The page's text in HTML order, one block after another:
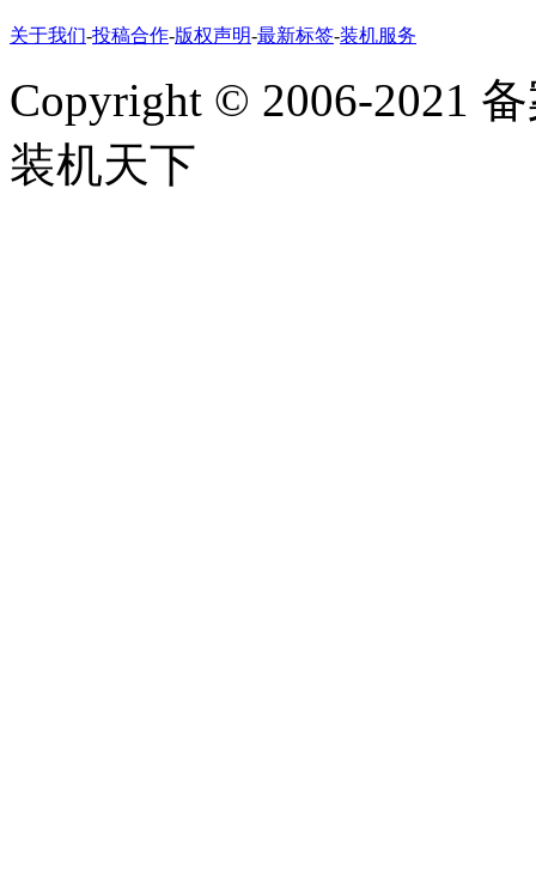
关于我们-投稿合作-版权声明-最新标签-装机服务
Copyright © 2006-2021
装机天下